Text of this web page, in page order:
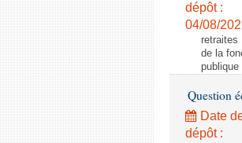
dépôt :
04/08/
retraites
de la
publique
Question
Date
dépôt :